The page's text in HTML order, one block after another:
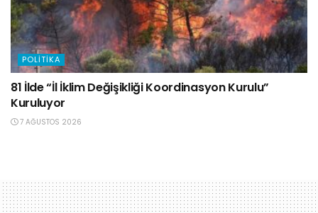
POLITIKA
81 İlde “İl İklim Değişikliği Koordinasyon Kurulu”
Kuruluyor
7 AĞUSTOS 2026